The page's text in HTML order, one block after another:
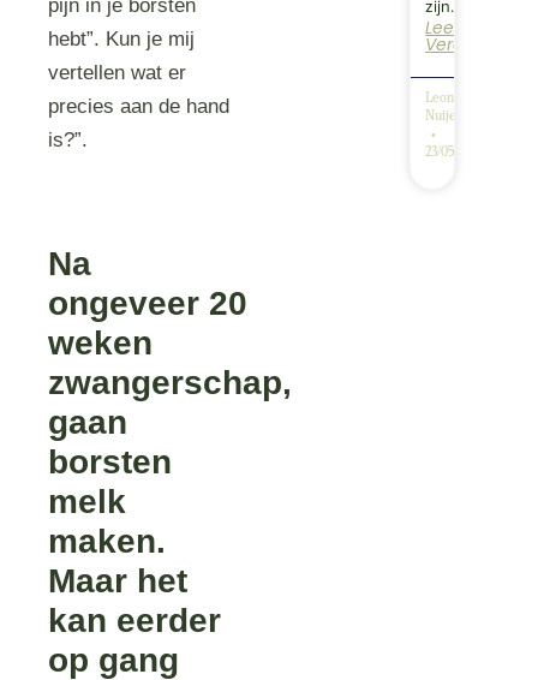
pijn in je borsten
hebt”. Kun je mij
vertellen wat er
precies aan de hand
is?”.
Na
ongeveer 20
weken
zwangerschap,
gaan
borsten
melk
maken.
Maar het
kan eerder
op gang
zijn…
Lees
Verder
Leonie
Nuijen
23/05/2025